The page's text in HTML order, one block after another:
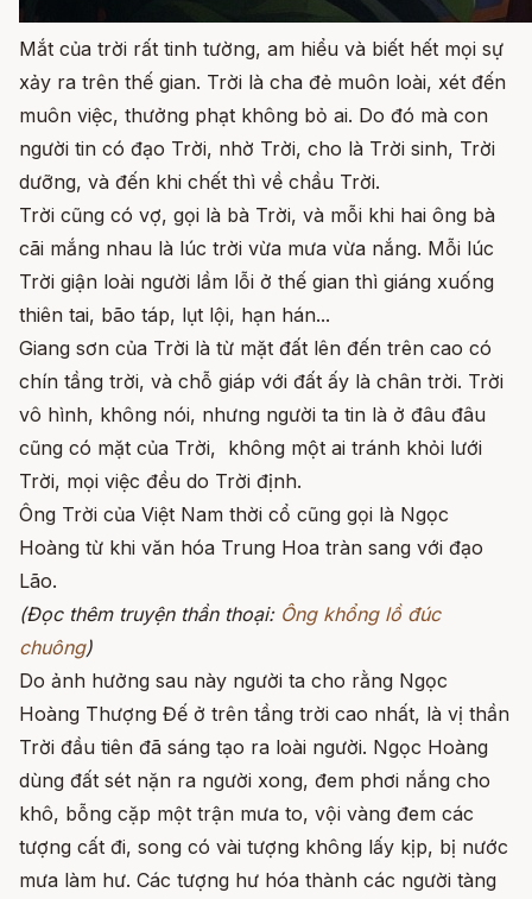
Mắt của trời rất tinh tường, am hiểu và biết hết mọi sự
xảy ra trên thế gian. Trời là cha đẻ muôn loài, xét đến
muôn việc, thưởng phạt không bỏ ai. Do đó mà con
người tin có đạo Trời, nhờ Trời, cho là Trời sinh, Trời
dưỡng, và đến khi chết thì về chầu Trời.
Trời cũng có vợ, gọi là bà Trời, và mỗi khi hai ông bà
cãi mắng nhau là lúc trời vừa mưa vừa nắng. Mỗi lúc
Trời giận loài người lầm lỗi ở thế gian thì giáng xuống
thiên tai, bão táp, lụt lội, hạn hán...
Giang sơn của Trời là từ mặt đất lên đến trên cao có
chín tầng trời, và chỗ giáp với đất ấy là chân trời. Trời
vô hình, không nói, nhưng người ta tin là ở đâu đâu
cũng có mặt của Trời, không một ai tránh khỏi lưới
Trời, mọi việc đều do Trời định.
Ông Trời của Việt Nam thời cổ cũng gọi là Ngọc
Hoàng từ khi văn hóa Trung Hoa tràn sang với đạo
Lão.
(Đọc thêm truyện thần thoại: Ông khổng lồ đúc
chuông)
Do ảnh hưởng sau này người ta cho rằng Ngọc
Hoàng Thượng Đế ở trên tầng trời cao nhất, là vị thần
Trời đầu tiên đã sáng tạo ra loài người. Ngọc Hoàng
dùng đất sét nặn ra người xong, đem phơi nắng cho
khô, bỗng cặp một trận mưa to, vội vàng đem các
tượng cất đi, song có vài tượng không lấy kịp, bị nước
mưa làm hư. Các tượng hư hóa thành các người tàng